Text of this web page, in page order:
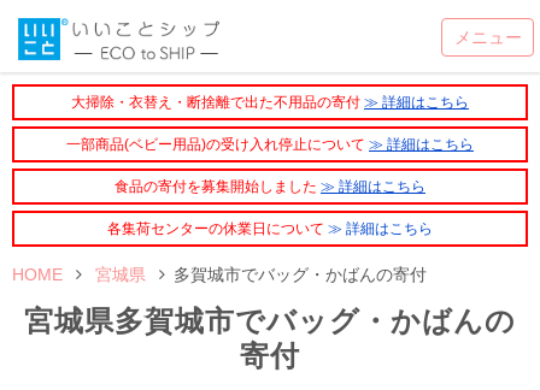
大掃除・衣替え・断捨離で出た不用品の寄付 ≫ 詳細はこちら
一部商品(ベビー用品)の受け入れ停止について ≫ 詳細はこちら
食品の寄付を募集開始しました ≫ 詳細はこちら
各集荷センターの休業日について ≫ 詳細はこちら
HOME 宮城県 多賀城市でバッグ・かばんの寄付
宮城県多賀城市でバッグ・かばんの
寄付